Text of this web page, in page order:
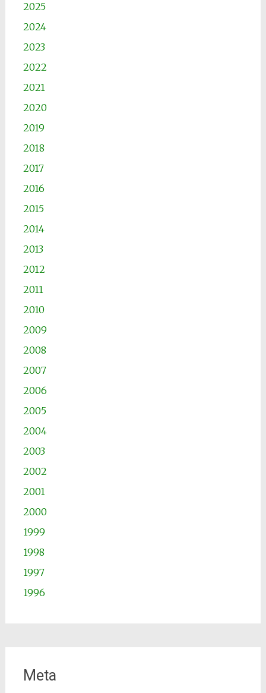
2025
2024
2023
2022
2021
2020
2019
2018
2017
2016
2015
2014
2013
2012
2011
2010
2009
2008
2007
2006
2005
2004
2003
2002
2001
2000
1999
1998
1997
1996
Meta